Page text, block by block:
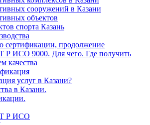
сооружений в Казани
объектов
спорта Казань
сертификации, продолжение
Р ИСО 9000. Для чего. Где получить
качества
услуг в Казани?
в Казани.
Р ИСО